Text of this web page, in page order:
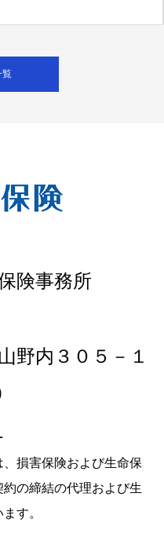
覧
険事務所
野内３０５－１
損害保険および生命保
の締結の代理および生
す。